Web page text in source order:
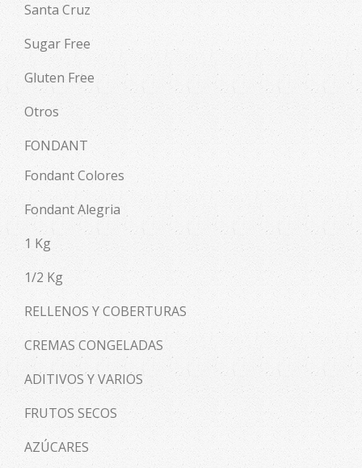
Santa Cruz
Sugar Free
Gluten Free
Otros
FONDANT
Fondant Colores
Fondant Alegria
1 Kg
1/2 Kg
RELLENOS Y COBERTURAS
CREMAS CONGELADAS
ADITIVOS Y VARIOS
FRUTOS SECOS
AZÚCARES